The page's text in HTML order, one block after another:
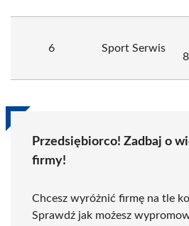
6 Sport Serwis
Przedsiębiorco! Zadbaj o
firmy!
Chcesz wyróżnić firmę na tle
Sprawdź jak możesz